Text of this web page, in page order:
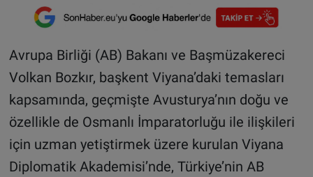
Avrupa Birliği (AB) Bakanı ve Başmüzakereci
Volkan Bozkır, başkent Viyana’daki temasları
kapsamında, geçmişte Avusturya’nın doğu ve
özellikle de Osmanlı İmparatorluğu ile ilişkileri
için uzman yetiştirmek üzere kurulan Viyana
Diplomatik Akademisi’nde, Türkiye’nin AB